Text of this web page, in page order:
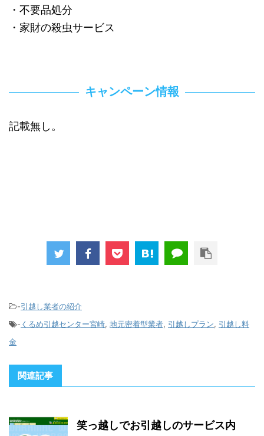
・不要品処分
・家財の殺虫サービス
キャンペーン情報
記載無し。
-引越し業者の紹介
- くるめ引越センター宮崎, 地元密着型業者, 引越しプラン, 引越し料
金
関連記事
笑っ越しでお引越しのサービス内